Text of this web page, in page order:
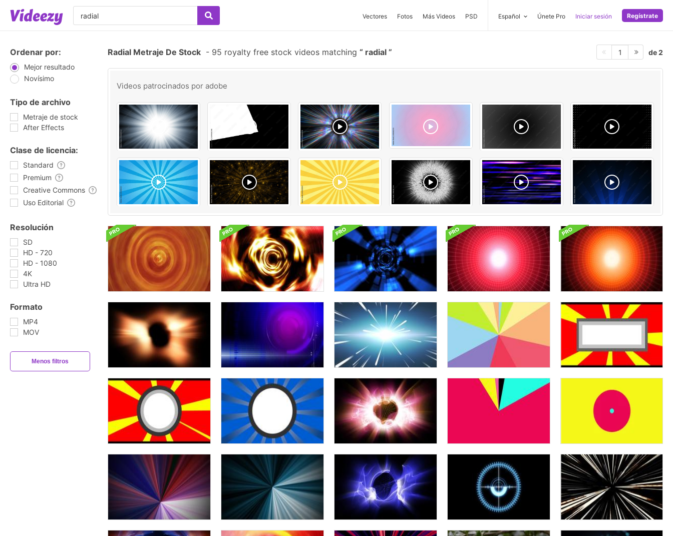
Vectores Fotos Más Videos PSD Español Únete Pro Iniciar sesión Regístrate
Ordenar por:
Mejor resultado
Novísimo
Tipo de archivo
Metraje de stock
After Effects
Clase de licencia:
Standard
Premium
Creative Commons
Uso Editorial
Resolución
SD
HD - 720
HD - 1080
4K
Ultra HD
Formato
MP4
MOV
Menos filtros
Radial Metraje De Stock - 95 royalty free stock videos matching radial 1 de 2
Videos patrocinados por adobe